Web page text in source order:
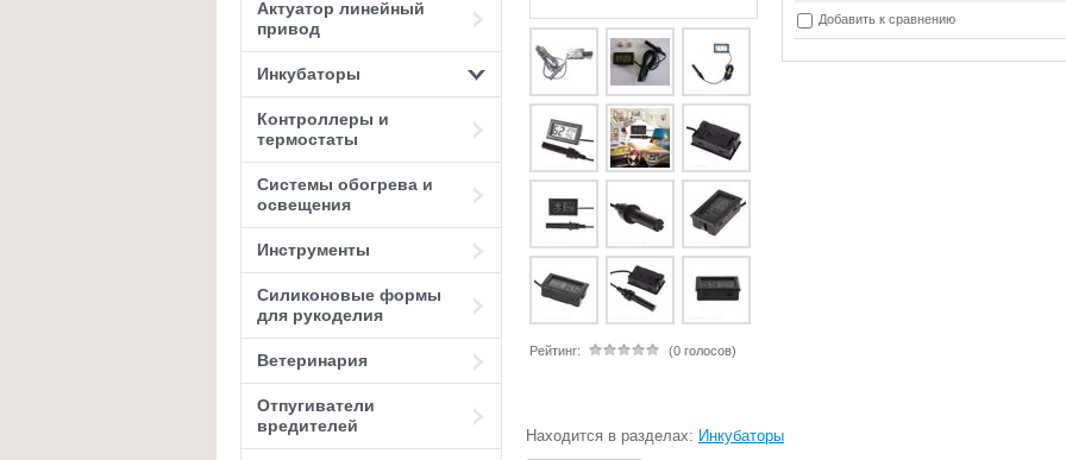
Актуатор линейный
привод
Инкубаторы
Контроллеры и
термостаты
Системы обогрева и
освещения
Инструменты
Силиконовые формы
для рукоделия
Ветеринария
Отпугиватели
вредителей
Рейтинг: (0 голосов)
Добавить к сравнению
Находится в разделах: Инкубаторы